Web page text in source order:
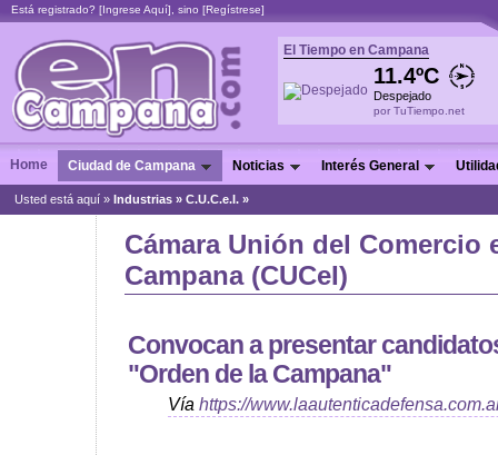
Está registrado? [Ingrese Aquí], sino [Regístrese]
El Tiempo en Campana
11.4ºC
Despejado
por TuTiempo.net
Home Ciudad de Campana Noticias Interés General
Usted está aquí » Industrias » C.U.C.e.I. »
Cámara Unión del Comercio
Campana (CUCeI)
Convocan a presentar
"Orden de la Campana"
Vía https://